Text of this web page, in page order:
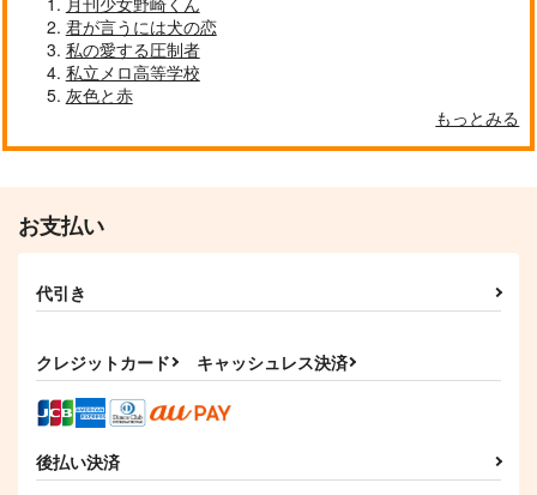
好きとおかえり
平野と鍵浦 7
君が言うには犬の恋
私の愛する圧制者
私立メロ高等学校
灰色と赤
もっとみる
お支払い
代引き
クレジットカード キャッシュレス決済
後払い決済